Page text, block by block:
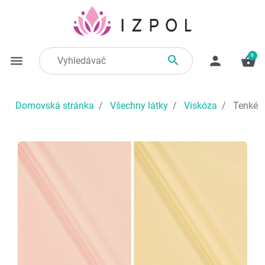
menu  person shopping_basket
0
Domovská stránka Všechny látky Viskóza Tenké